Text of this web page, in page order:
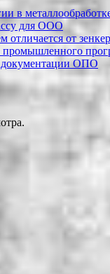
в
для ООО
отличается от
промышленного
документации ОПО